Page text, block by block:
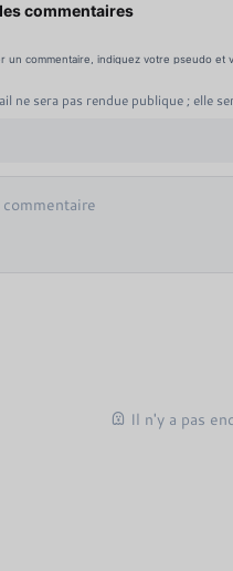
commentaires
un commentaire, indiquez votre pseudo et
ne sera pas rendue publique ; elle
Il n'y a pas